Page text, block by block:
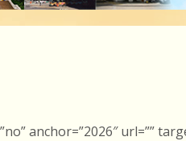
anchor=”2026″ url=””